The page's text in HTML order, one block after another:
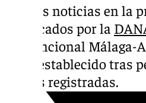
Buenas noticias en la
provocados por la
convencional Málaga-
sido restablecido tras
lluvias registradas.